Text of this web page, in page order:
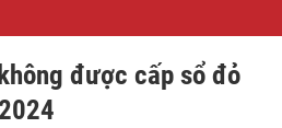
được cấp sổ đỏ